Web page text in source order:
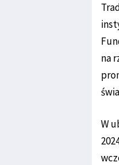
na
W